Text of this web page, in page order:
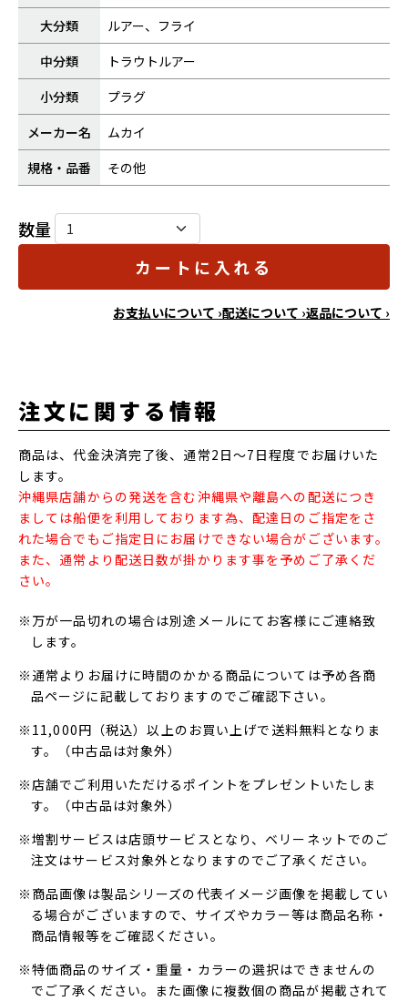
大分類
ルアー、フライ
中分類
トラウトルアー
小分類
プラグ
メーカー名
ムカイ
規格・品番
その他
数量
カートに入れる
お支払いについて ›配送について ›返品について ›
注文に関する情報
商品は、代金決済完了後、通常2日～7日程度でお届けいた
します。
沖縄県店舗からの発送を含む沖縄県や離島への配送につき
ましては船便を利用しております為、配達日のご指定をさ
れた場合でもご指定日にお届けできない場合がございます。
また、通常より配送日数が掛かります事を予めご了承くだ
さい。
※万が一品切れの場合は別途メールにてお客様にご連絡致
します。
※通常よりお届けに時間のかかる商品については予め各商
品ページに記載しておりますのでご確認下さい。
※11,000円（税込）以上のお買い上げで送料無料となりま
す。（中古品は対象外）
※店舗でご利用いただけるポイントをプレゼントいたしま
す。（中古品は対象外）
※増割サービスは店頭サービスとなり、ベリーネットでのご
注文はサービス対象外となりますのでご了承ください。
※商品画像は製品シリーズの代表イメージ画像を掲載してい
る場合がございますので、サイズやカラー等は商品名称・
商品情報等をご確認ください。
※特価商品のサイズ・重量・カラーの選択はできませんの
でご了承ください。また画像に複数個の商品が掲載されて